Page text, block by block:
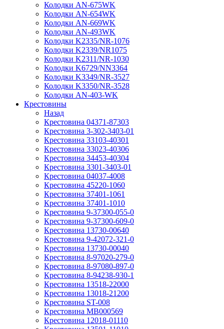
Колодки AN-675WK
Колодки AN-654WK
Колодки AN-669WK
Колодки AN-493WK
Колодки K2335/NR-1076
Колодки K2339/NR1075
Колодки K2311/NR-1030
Колодки K6729/NN3364
Колодки K3349/NR-3527
Колодки K3350/NR-3528
Колодки AN-403-WK
Крестовины
Назад
Крестовина 04371-87303
Крестовина 3-302-3403-01
Крестовина 33103-40301
Крестовина 33023-40306
Крестовина 34453-40304
Крестовина 3301-3403-01
Крестовина 04037-4008
Крестовина 45220-1060
Крестовина 37401-1061
Крестовина 37401-1010
Крестовина 9-37300-055-0
Крестовина 9-37300-609-0
Крестовина 13730-00640
Крестовина 9-42072-321-0
Крестовина 13730-00040
Крестовина 8-97020-279-0
Крестовина 8-97080-897-0
Крестовина 8-94238-930-1
Крестовина 13518-22000
Крестовина 13018-21200
Крестовина ST-008
Крестовина MB000569
Крестовина 12018-01110